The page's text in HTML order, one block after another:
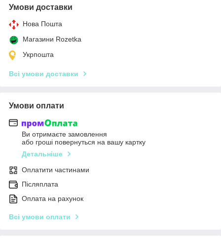
Умови доставки
Нова Пошта
Магазини Rozetka
Укрпошта
Всі умови доставки
Умови оплати
Ви отримаєте замовлення
або гроші повернуться на вашу картку
Детальніше
Оплатити частинами
Післяплата
Оплата на рахунок
Всі умови оплати